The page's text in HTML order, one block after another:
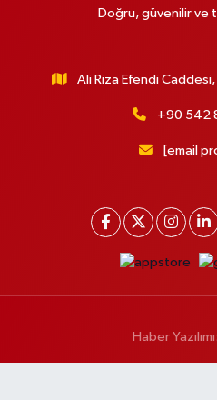
Doğru, güvenilir ve
Ali Riza Efendi
+90 542
[email
Haber Yazılımı: